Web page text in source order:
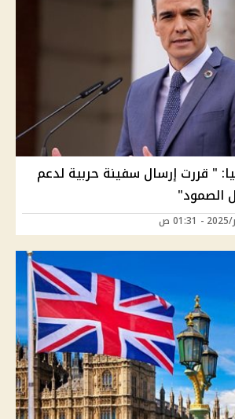
" قررت إرسال سفينة حربية لدعم
الصمود"